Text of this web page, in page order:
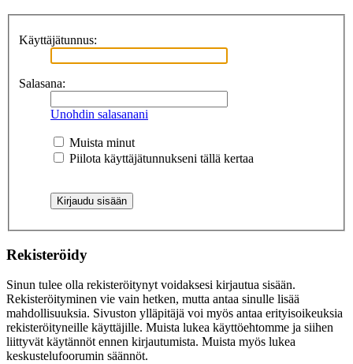
Käyttäjätunnus:
Salasana:
Unohdin salasanani
Muista minut
Piilota käyttäjätunnukseni tällä kertaa
Rekisteröidy
Sinun tulee olla rekisteröitynyt voidaksesi kirjautua sisään.
Rekisteröityminen vie vain hetken, mutta antaa sinulle lisää
mahdollisuuksia. Sivuston ylläpitäjä voi myös antaa erityisoikeuksia
rekisteröityneille käyttäjille. Muista lukea käyttöehtomme ja siihen
liittyvät käytännöt ennen kirjautumista. Muista myös lukea
keskustelufoorumin säännöt.